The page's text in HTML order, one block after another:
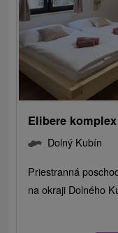
Elibere
Dolný Kubín
Priestranná
na okraji Dolného